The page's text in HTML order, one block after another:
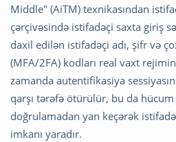
Middle" (AiTM) texnikasından
çərçivəsində istifadəçi saxta giriş
daxil edilən istifadəçi adı, şifr və
(MFA/2FA) kodları real vaxt
zamanda autentifikasiya
qarşı tərəfə ötürülür, bu da
doğrulamadan yan keçərək
imkanı yaradır.